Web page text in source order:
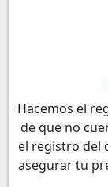
Hacemos el
de que no
el registro del
asegurar tu